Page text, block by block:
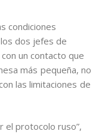
condiciones
dos jefes de
un contacto que
más pequeña, no
las limitaciones de
el protocolo ruso”,